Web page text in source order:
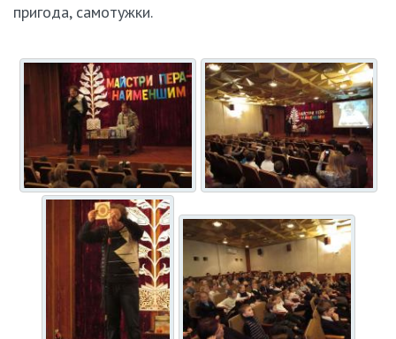
пригода, самотужки.